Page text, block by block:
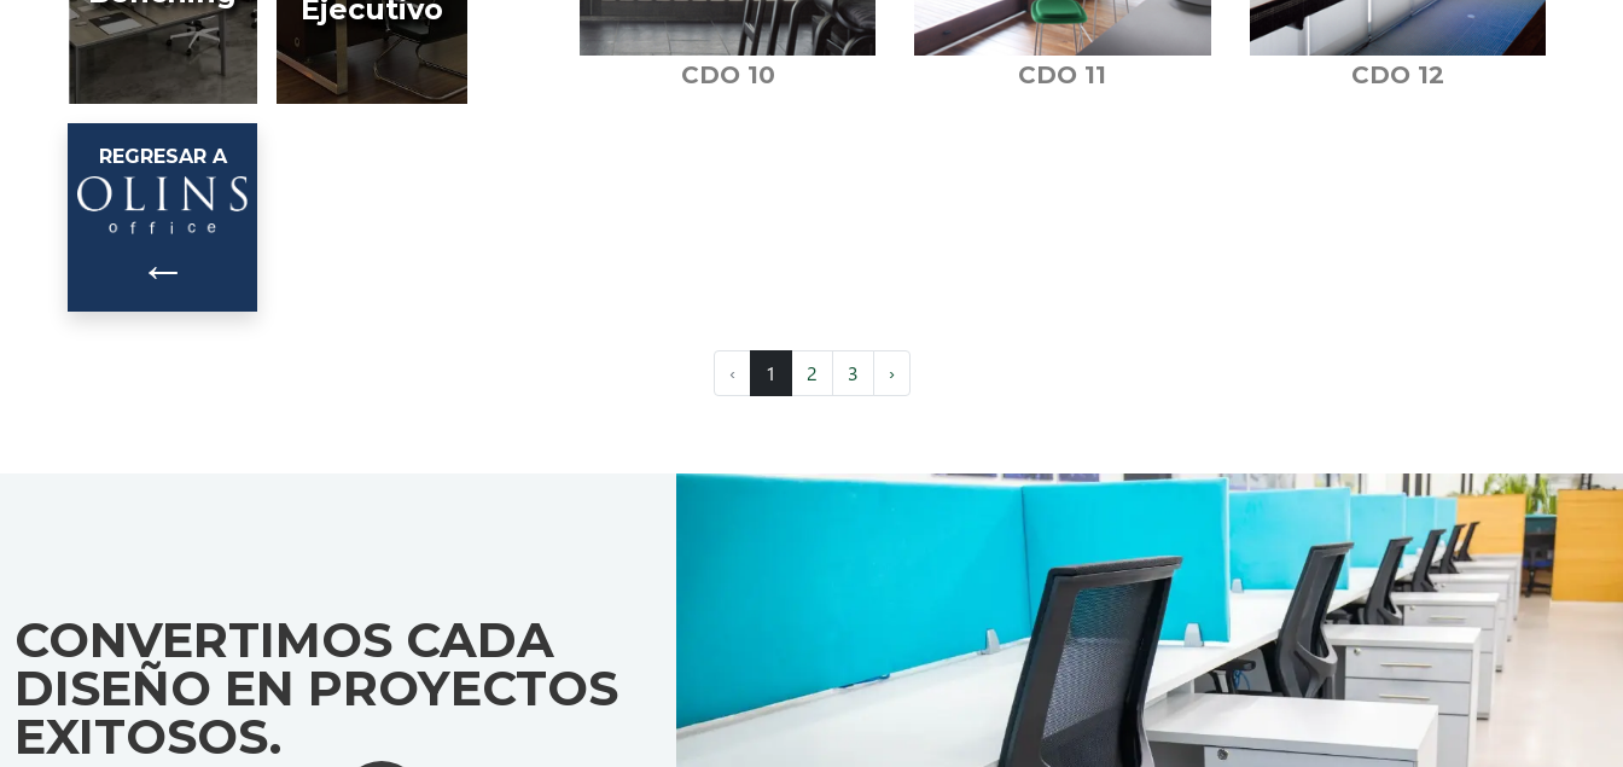
Ejecutivo
REGRESAR A
←
CDO 10 CDO 11 CDO 12
‹ 1 2 3 ›
CONVERTIMOS CADA
DISEÑO EN PROYECTOS
EXITOSOS.